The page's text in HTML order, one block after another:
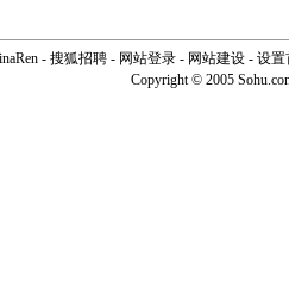
- 搜狐招聘 - 网站登录 - 网站建设 - 设置
Copyright © 2005